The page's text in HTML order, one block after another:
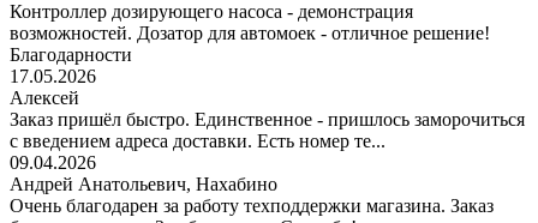
Контроллер дозирующего насоса - демонстрация
возможностей. Дозатор для автомоек - отличное решение!
Благодарности
17.05.2026
Алексей
Заказ пришёл быстро. Единственное - пришлось заморочиться
с введением адреса доставки. Есть номер те...
09.04.2026
Андрей Анатольевич, Нахабино
Очень благодарен за работу техподдержки магазина. Заказ